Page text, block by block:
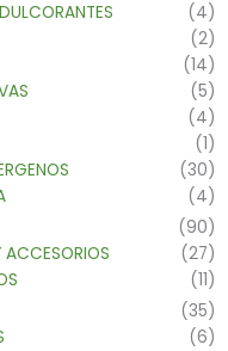
(4)
(2)
(14)
(5)
(4)
(1)
(30)
(4)
(90)
ACCESORIOS
(27)
(11)
(35)
(6)